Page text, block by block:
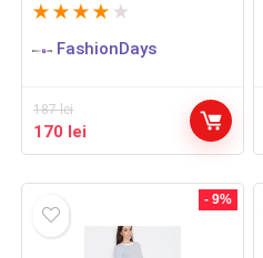
★ ★ ★ ★ ★
FashionDays
187lei
Prețul
inițial
187 lei.
170 lei
curent
- 9%